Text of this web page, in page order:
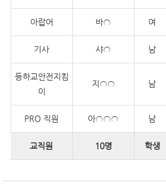
아랍어 바○ 여
기사 샤○ 남
등하교안전지킴
이
지○○ 남
PRO 직원 아○○○ 남
교직원 10명 학생